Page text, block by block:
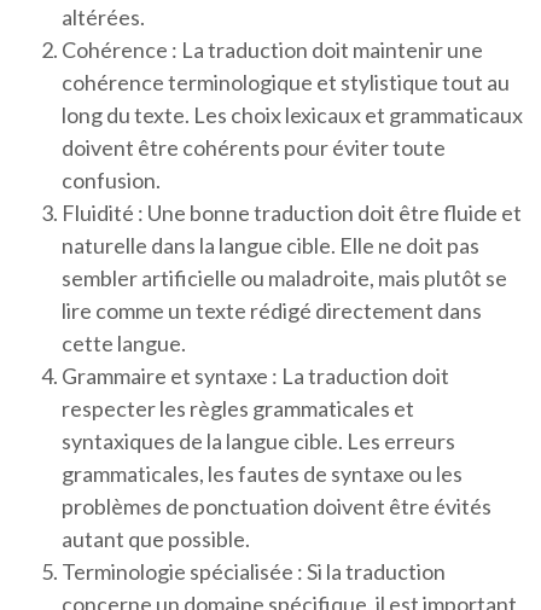
altérées.
Cohérence : La traduction doit maintenir une
cohérence terminologique et stylistique tout au
long du texte. Les choix lexicaux et grammaticaux
doivent être cohérents pour éviter toute
confusion.
Fluidité : Une bonne traduction doit être fluide et
naturelle dans la langue cible. Elle ne doit pas
sembler artificielle ou maladroite, mais plutôt se
lire comme un texte rédigé directement dans
cette langue.
Grammaire et syntaxe : La traduction doit
respecter les règles grammaticales et
syntaxiques de la langue cible. Les erreurs
grammaticales, les fautes de syntaxe ou les
problèmes de ponctuation doivent être évités
autant que possible.
Terminologie spécialisée : Si la traduction
concerne un domaine spécifique, il est important